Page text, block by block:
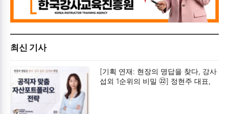
최신 기사
[기획 연재: 현장의 명답을 찾다, 강사
섭외 1순위의 비밀 ㉒] 정현주 대표,